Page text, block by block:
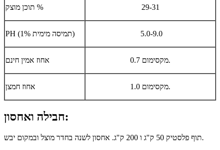
תוכן מוצק % 29-31
PH (1% תמיסה מימית) 5.0-9.0
אחוז אמין חינם 0.7 מקסימום.
אחוז חמצן 1.0 מקסימום.
חבילה ואחסון:
תוף פלסטיק 50 ק"ג ו 200 ק"ג. אחסון לשנה בחדר מוצל ובמקום יבש.